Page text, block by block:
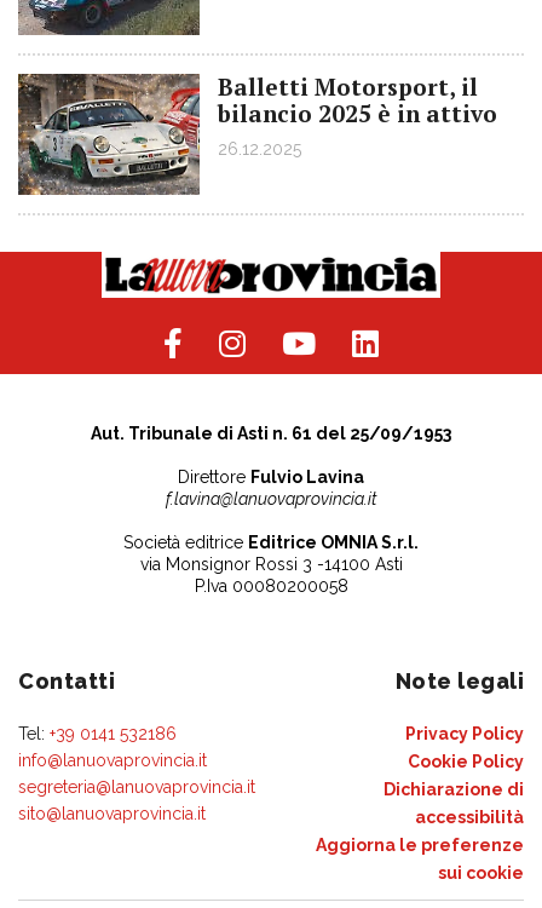
Balletti Motorsport, il
bilancio 2025 è in attivo
26.12.2025
Aut. Tribunale di Asti n. 61 del 25/09/1953
Direttore Fulvio Lavina
f.lavina@lanuovaprovincia.it
Società editrice Editrice OMNIA S.r.l.
via Monsignor Rossi 3 -14100 Asti
P.Iva 00080200058
Contatti
Tel: +39 0141 532186
info@lanuovaprovincia.it
segreteria@lanuovaprovincia.it
sito@lanuovaprovincia.it
Note legali
Privacy Policy
Cookie Policy
Dichiarazione di
accessibilità
Aggiorna le preferenze
sui cookie